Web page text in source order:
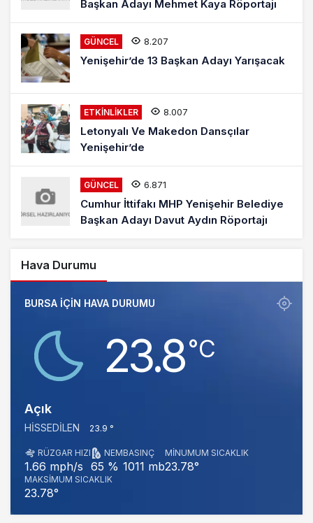
Başkan Adayı Mehmet Kaya Röportajı
GÜNCEL 8.207
Yenişehir’de 13 Başkan Adayı Yarışacak
ETKINLIKLER 8.007
Letonyalı Ve Makedon Dansçılar
Yenişehir’de
GÜNCEL 6.871
Cumhur İttifakı MHP Yenişehir Belediye
Başkan Adayı Davut Aydın Röportajı
Hava Durumu
BURSA IÇIN HAVA DURUMU
23.8‎°C
Açık
HISSEDILEN 23.9 °
RÜZGAR HIZI
1.66 mph/s
NEM
65 %
BASINÇ
1011 mb
MINUMUM SICAKLIK
23.78°
MAKSIMUM SICAKLIK
23.78°